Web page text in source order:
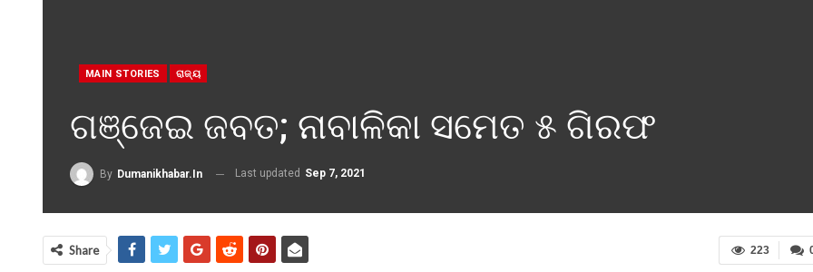
MAIN STORIES ରାଜ୍ୟ
ଗଞ୍ଜେଇ ଜବତ; ନାବାଳିକା ସମେତ ୫ ଗିରଫ
By Dumanikhabar.in Last updated Sep 7, 2021
223
Share